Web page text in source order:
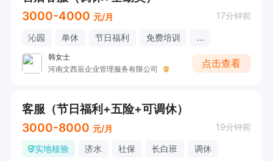
3000-4000 元/月 17分钟前
沁园 单休 节日福利 免费培训 ...
韩女士
河南文西辰企业管理服务有限公司
点击查看
客服（节日福利+五险+可调休）
3000-8000 元/月 19分钟前
实地核验 济水 社保 长白班 调休